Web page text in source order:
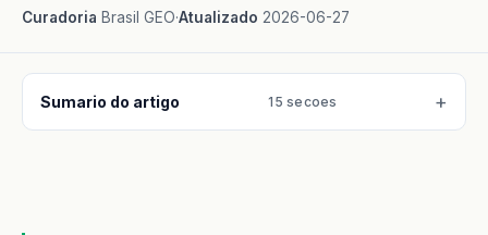
Curadoria Brasil GEO·Atualizado 2026-06-27
Sumario do artigo 15 secoes